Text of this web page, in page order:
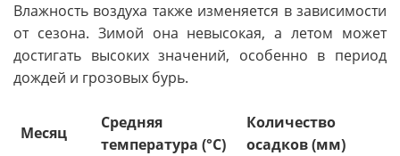
Влажность воздуха также изменяется в зависимости
от сезона. Зимой она невысокая, а летом может
достигать высоких значений, особенно в период
дождей и грозовых бурь.
Месяц
Средняя
температура (°C)
Количество
осадков (мм)